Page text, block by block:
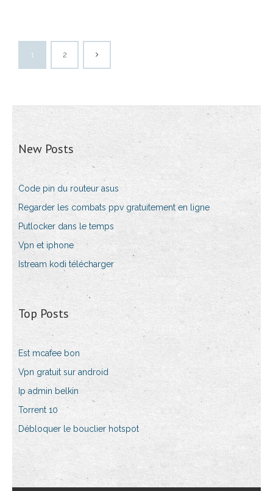
1 2
New Posts
Code pin du routeur asus
Regarder les combats ppv gratuitement en ligne
Putlocker dans le temps
Vpn et iphone
Istream kodi télécharger
Top Posts
Est mcafee bon
Vpn gratuit sur android
Ip admin belkin
Torrent 10
Débloquer le bouclier hotspot